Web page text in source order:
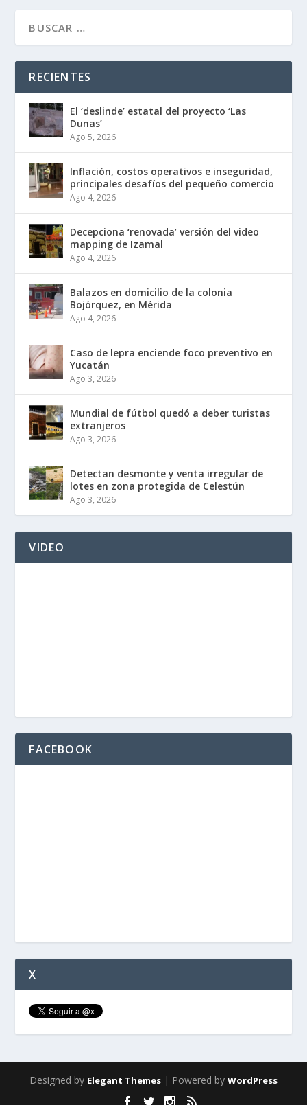
RECIENTES
El ‘deslinde’ estatal del proyecto ‘Las
Dunas’
Ago 5, 2026
Inflación, costos operativos e inseguridad,
principales desafíos del pequeño comercio
Ago 4, 2026
Decepciona ‘renovada’ versión del video
mapping de Izamal
Ago 4, 2026
Balazos en domicilio de la colonia
Bojórquez, en Mérida
Ago 4, 2026
Caso de lepra enciende foco preventivo en
Yucatán
Ago 3, 2026
Mundial de fútbol quedó a deber turistas
extranjeros
Ago 3, 2026
Detectan desmonte y venta irregular de
lotes en zona protegida de Celestún
Ago 3, 2026
VIDEO
FACEBOOK
X
Designed by Elegant Themes | Powered by WordPress